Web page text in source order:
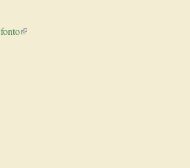
fonto(link is external)